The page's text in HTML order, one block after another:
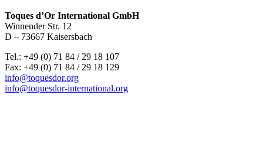
Toques d’Or International GmbH
Winnender Str. 12
D – 73667 Kaisersbach
Tel.: +49 (0) 71 84 / 29 18 107
Fax: +49 (0) 71 84 / 29 18 129
info@toquesdor.org
info@toquesdor-international.org